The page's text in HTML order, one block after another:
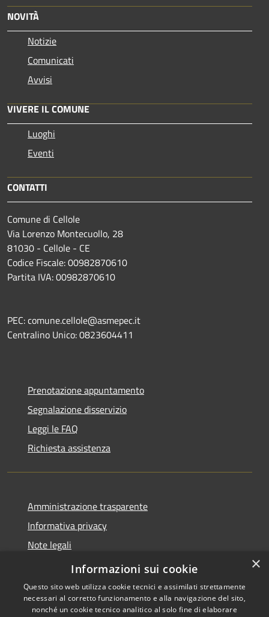
NOVITÀ
Notizie
Comunicati
Avvisi
VIVERE IL COMUNE
Luoghi
Eventi
CONTATTI
Comune di Cellole
Via Lorenzo Montecuollo, 28
81030 - Cellole - CE
Codice Fiscale: 00982870610
Partita IVA: 00982870610
PEC: comune.cellole@asmepec.it
Centralino Unico: 0823604411
Prenotazione appuntamento
Segnalazione disservizio
Leggi le FAQ
Richiesta assistenza
Amministrazione trasparente
Informativa privacy
Note legali
Dichiarazione di accessibilità
×
Informazioni sui cookie
Questo sito web utilizza cookie tecnici e assimilati strettamente
necessari al corretto funzionamento e alla navigazione del sito,
nonché un cookie tecnico analitico al solo fine di elaborare